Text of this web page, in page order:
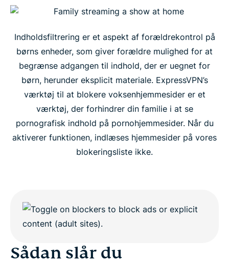
til og fra
Hvordan fungerer ExpressVPN's værktøj til
blokering af voksenhjemmesider?
Ofte stillede spørgsmål
Indholdsfiltrering er et aspekt af forældrekontrol på
børns enheder, som giver forældre mulighed for at
begrænse adgangen til indhold, der er uegnet for
børn, herunder eksplicit materiale. ExpressVPN’s
værktøj til at blokere voksenhjemmesider er et
værktøj, der forhindrer din familie i at se
pornografisk indhold på pornohjemmesider. Når du
aktiverer funktionen, indlæses hjemmesider på vores
blokeringsliste ikke.
Sådan slår du